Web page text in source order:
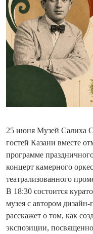
25 июня Музей Салиха
гостей Казани вместе
программе
концерт камерного
театрализованного
В 18:30 состоится
музея с автором
расскажет о том, как
экспозиции,